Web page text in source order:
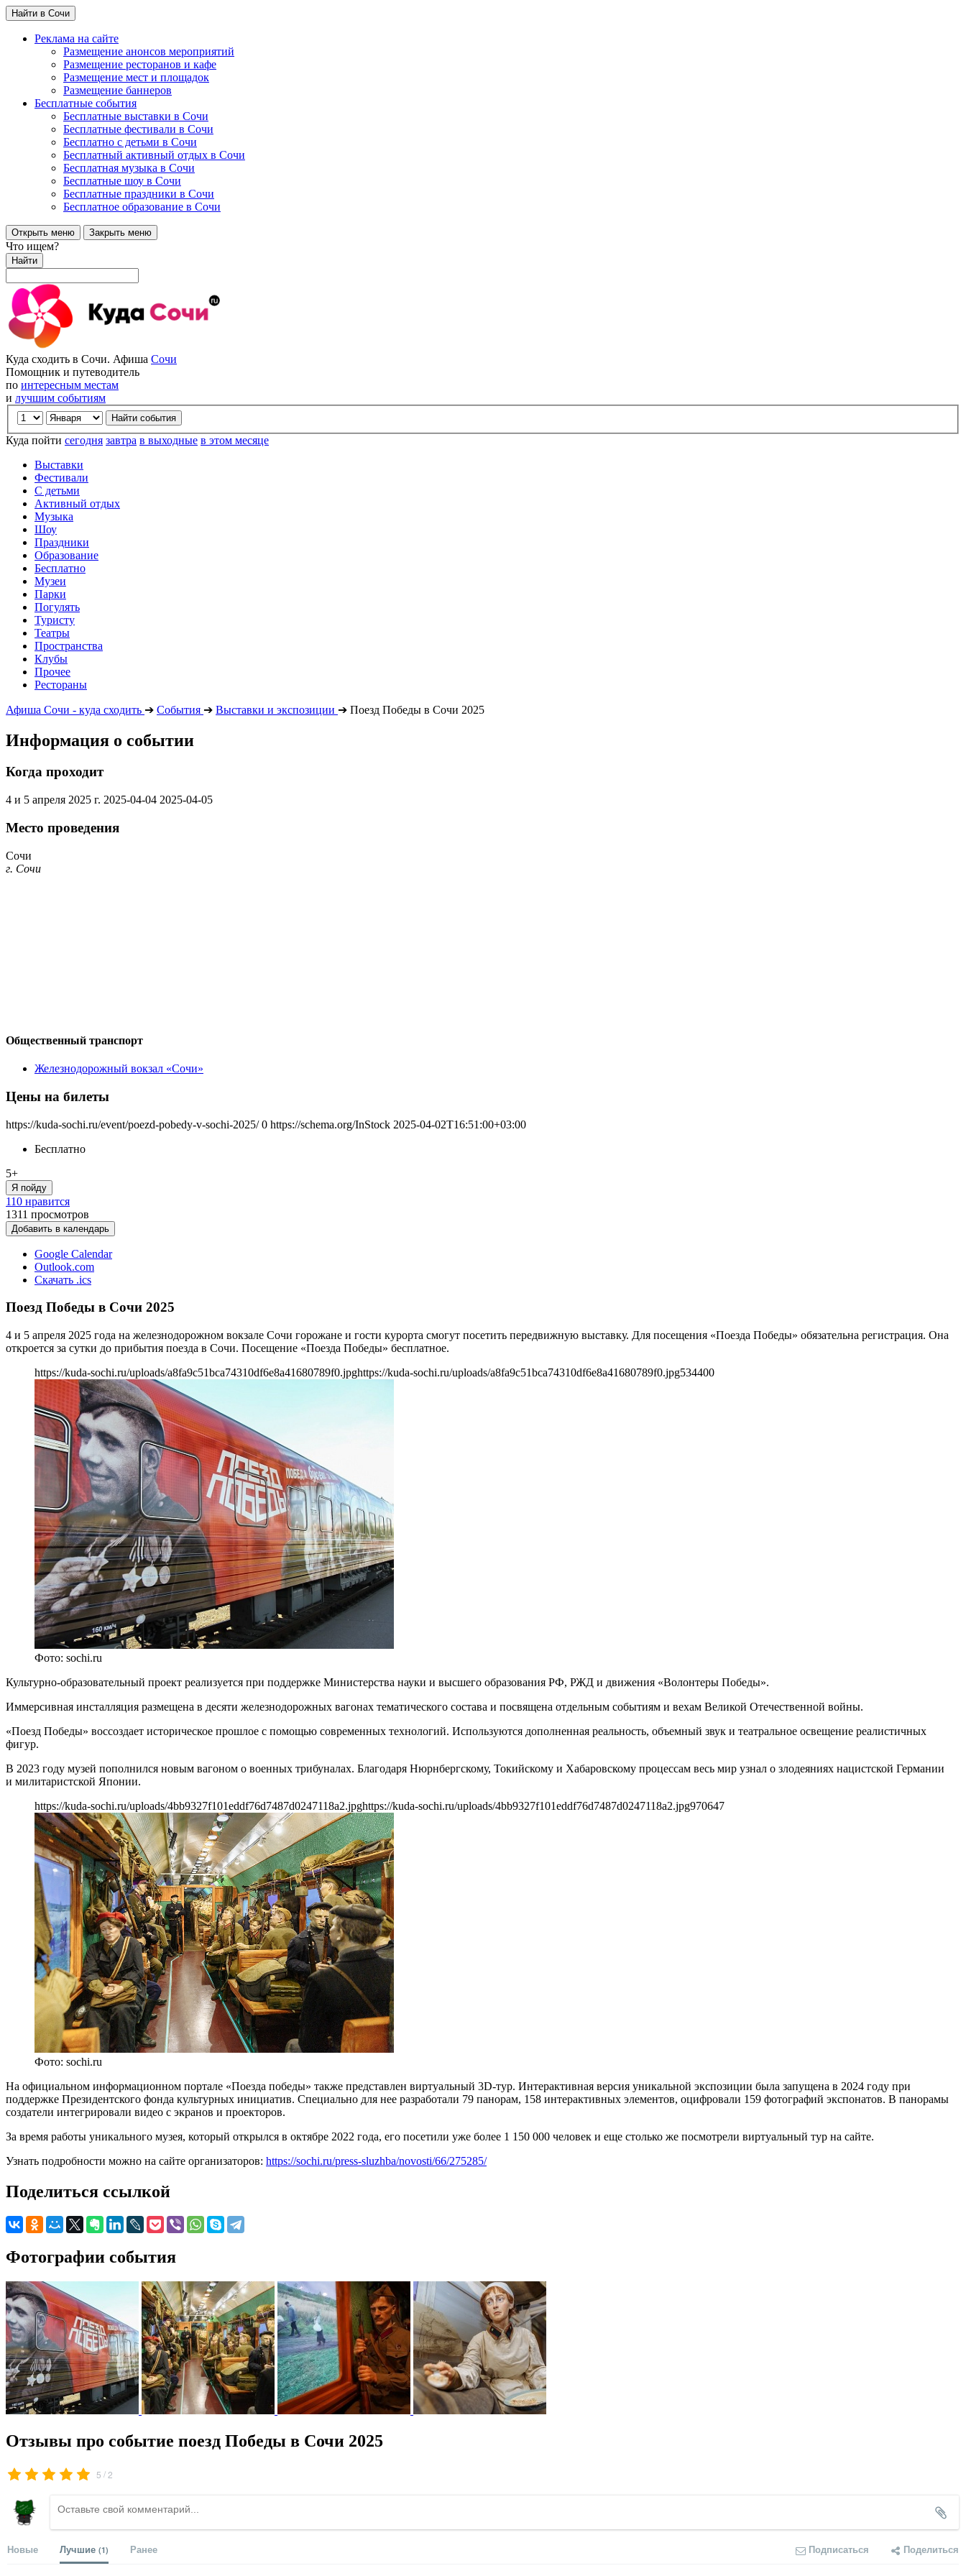
Найти в Сочи
Реклама на сайте
Размещение анонсов мероприятий
Размещение ресторанов и кафе
Размещение мест и площадок
Размещение баннеров
Бесплатные события
Бесплатные выставки в Сочи
Бесплатные фестивали в Сочи
Бесплатно с детьми в Сочи
Бесплатный активный отдых в Сочи
Бесплатная музыка в Сочи
Бесплатные шоу в Сочи
Бесплатные праздники в Сочи
Бесплатное образование в Сочи
Открыть меню Закрыть меню
Что ищем?
Найти
Куда сходить в Сочи. Афиша Сочи
Помощник и путеводитель
по интересным местам
и лучшим событиям
Куда пойти сегодня завтра в выходные в этом месяце
Выставки
Фестивали
С детьми
Активный отдых
Музыка
Шоу
Праздники
Образование
Бесплатно
Музеи
Парки
Погулять
Туристу
Театры
Пространства
Клубы
Прочее
Рестораны
Афиша Сочи - куда сходить ➔ События ➔ Выставки и экспозиции ➔ Поезд Победы в Сочи 2025
Информация о событии
Когда проходит
4 и 5 апреля 2025 г. 2025-04-04 2025-04-05
Место проведения
Сочи
г. Сочи
Общественный транспорт
Железнодорожный вокзал «Сочи»
Цены на билеты
https://kuda-sochi.ru/event/poezd-pobedy-v-sochi-2025/ 0 https://schema.org/InStock 2025-04-02T16:51:00+03:00
Бесплатно
5+
Я пойду
110 нравится
1311 просмотров
Добавить в календарь
Google Calendar
Outlook.com
Скачать .ics
Поезд Победы в Сочи 2025
4 и 5 апреля 2025 года на железнодорожном вокзале Сочи горожане и гости курорта смогут посетить передвижную выставку. Для посещения «Поезда Победы» обязательна регистрация. Она
откроется за сутки до прибытия поезда в Сочи. Посещение «Поезда Победы» бесплатное.
https://kuda-sochi.ru/uploads/a8fa9c51bca74310df6e8a41680789f0.jpghttps://kuda-sochi.ru/uploads/a8fa9c51bca74310df6e8a41680789f0.jpg534400
Фото: sochi.ru
Культурно-образовательный проект реализуется при поддержке Министерства науки и высшего образования РФ, РЖД и движения «Волонтеры Победы».
Иммерсивная инсталляция размещена в десяти железнодорожных вагонах тематического состава и посвящена отдельным событиям и вехам Великой Отечественной войны.
«Поезд Победы» воссоздает историческое прошлое с помощью современных технологий. Используются дополненная реальность, объемный звук и театральное освещение реалистичных
фигур.
В 2023 году музей пополнился новым вагоном о военных трибуналах. Благодаря Нюрнбергскому, Токийскому и Хабаровскому процессам весь мир узнал о злодеяниях нацистской Германии
и милитаристской Японии.
https://kuda-sochi.ru/uploads/4bb9327f101eddf76d7487d0247118a2.jpghttps://kuda-sochi.ru/uploads/4bb9327f101eddf76d7487d0247118a2.jpg970647
Фото: sochi.ru
На официальном информационном портале «Поезда победы» также представлен виртуальный 3D-тур. Интерактивная версия уникальной экспозиции была запущена в 2024 году при
поддержке Президентского фонда культурных инициатив. Специально для нее разработали 79 панорам, 158 интерактивных элементов, оцифровали 159 фотографий экспонатов. В панорамы
создатели интегрировали видео с экранов и проекторов.
За время работы уникального музея, который открылся в октябре 2022 года, его посетили уже более 1 150 000 человек и еще столько же посмотрели виртуальный тур на сайте.
Узнать подробности можно на сайте организаторов: https://sochi.ru/press-sluzhba/novosti/66/275285/
Поделиться ссылкой
Фотографии события
Отзывы про событие поезд Победы в Сочи 2025
5 /2
Новые Лучшие (1) Ранее Подписаться Поделиться